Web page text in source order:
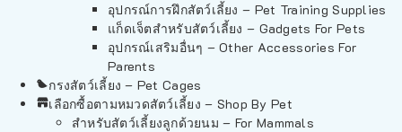
อุปกรณ์การฝึกสัตว์เลี้ยง – Pet Training Supplies
แก็ดเจ็ตสำหรับสัตว์เลี้ยง – Gadgets For Pets
อุปกรณ์เสริมอื่นๆ – Other Accessories For
Parents
กรงสัตว์เลี้ยง – Pet Cages
เลือกซื้อตามหมวดสัตว์เลี้ยง – Shop By Pet
สำหรับสัตว์เลี้ยงลูกด้วยนม – For Mammals